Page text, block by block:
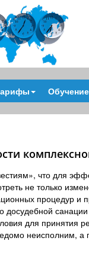
Обучение
что для
не только
процедур и
досудебной
для
неисполним,